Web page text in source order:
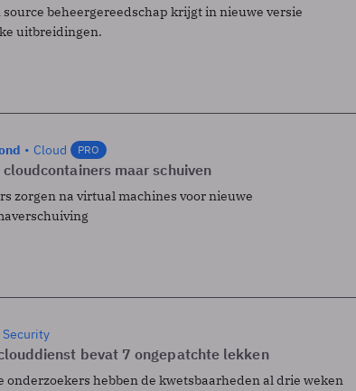
source beheergereedschap krijgt in nieuwe versie
uitbreidingen.
Cloud PRO
cloudcontainers maar schuiven
zorgen na virtual machines voor nieuwe
Security
bevat 7 ongepatchte lekken
onderzoekers hebben de kwetsbaarheden al drie weken